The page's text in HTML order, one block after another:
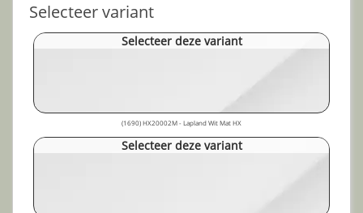
Selecteer variant
Selecteer deze variant
(1690) HX20002M - Lapland Wit Mat HX
Selecteer deze variant